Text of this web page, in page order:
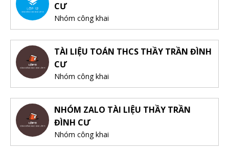
CƯ
Nhóm công khai
TÀI LIỆU TOÁN THCS THẦY TRẦN ĐÌNH
CƯ
Nhóm công khai
NHÓM ZALO TÀI LIỆU THẦY TRẦN
ĐÌNH CƯ
Nhóm công khai